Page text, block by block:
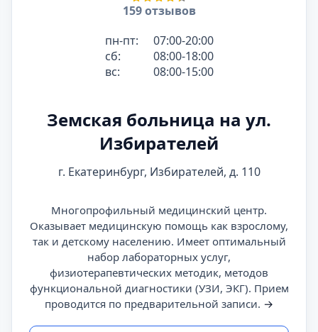
159 отзывов
пн-пт:
07:00-20:00
сб:
08:00-18:00
вс:
08:00-15:00
Земская больница на ул.
Избирателей
г. Екатеринбург, Избирателей, д. 110
Многопрофильный медицинский центр.
Оказывает медицинскую помощь как взрослому,
так и детскому населению. Имеет оптимальный
набор лабораторных услуг,
физиотерапевтических методик, методов
функциональной диагностики (УЗИ, ЭКГ). Прием
проводится по предварительной записи. →